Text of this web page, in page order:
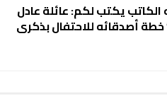
الكاتب يكتب لكم: عائلة عادل
أصدقائه للاحتفال بذكرى